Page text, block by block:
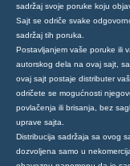
sadržaj svoje poruke koju
Sajt se odriče svake
sadržaj tih poruka.
Postavljanjem vaše poruke ili
autorskog dela na ovaj sajt,
ovaj sajt postaje distributer
odričete se mogućnosti
povlačenja ili brisanja, bez
uprave sajta.
Distribucija sadržaja sa ovog
dozvoljena samo u